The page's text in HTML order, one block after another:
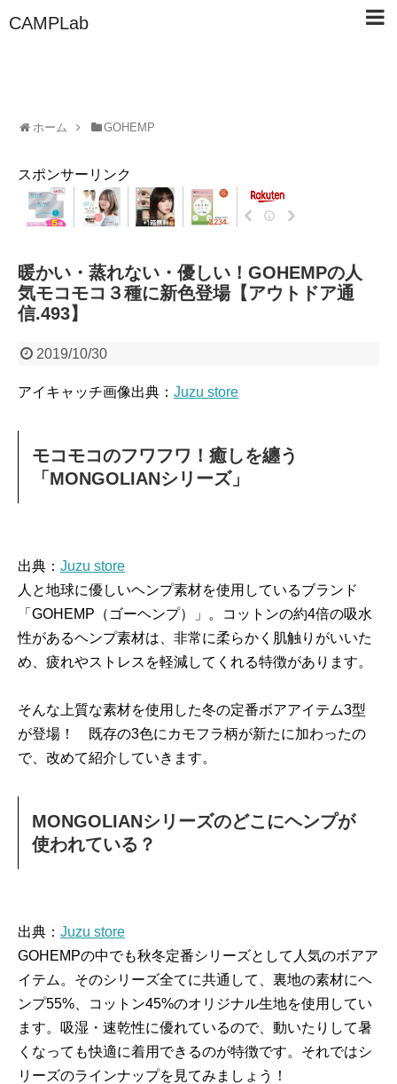
CAMPLab
ホーム GOHEMP
スポンサーリンク
暖かい・蒸れない・優しい！GOHEMPの人
気モコモコ３種に新色登場【アウトドア通
信.493】
2019/10/30
アイキャッチ画像出典： Juzu store
モコモコのフワフワ！癒しを纏う
「MONGOLIANシリーズ」
出典： Juzu store
人と地球に優しいヘンプ素材を使用しているブランド
「GOHEMP（ゴーヘンプ）」。コットンの約4倍の吸水
性があるヘンプ素材は、非常に柔らかく肌触りがいいた
め、疲れやストレスを軽減してくれる特徴があります。
そんな上質な素材を使用した冬の定番ボアアイテム3型
が登場！ 既存の3色にカモフラ柄が新たに加わったの
で、改めて紹介していきます。
MONGOLIANシリーズのどこにヘンプが
使われている？
出典： Juzu store
GOHEMPの中でも秋冬定番シリーズとして人気のボアア
イテム。そのシリーズ全てに共通して、裏地の素材にヘ
ンプ55%、コットン45%のオリジナル生地を使用してい
ます。吸湿・速乾性に優れているので、動いたりして暑
くなっても快適に着用できるのが特徴です。それではシ
リーズのラインナップを見てみましょう！